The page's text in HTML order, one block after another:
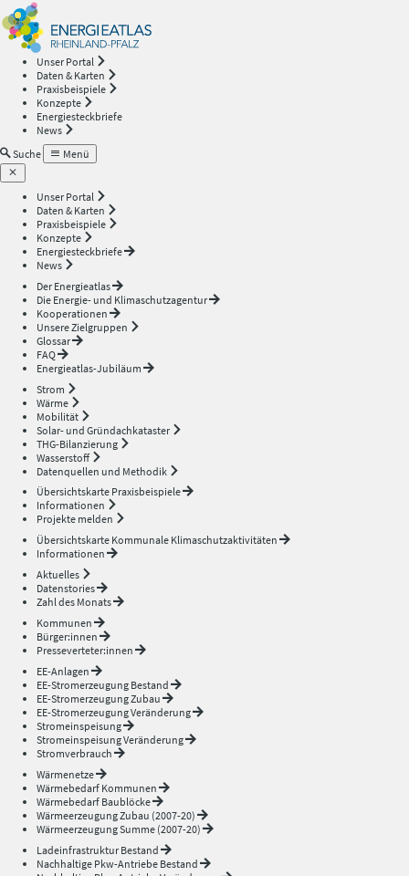
Unser Portal
Daten & Karten
Praxisbeispiele
Konzepte
Energiesteckbriefe
News
Suche
Menü
Unser Portal
Daten & Karten
Praxisbeispiele
Konzepte
Energiesteckbriefe
News
Der Energieatlas
Die Energie- und Klimaschutzagentur
Kooperationen
Unsere Zielgruppen
Glossar
FAQ
Energieatlas-Jubiläum
Strom
Wärme
Mobilität
Solar- und Gründachkataster
THG-Bilanzierung
Wasserstoff
Datenquellen und Methodik
Übersichtskarte Praxisbeispiele
Informationen
Projekte melden
Übersichtskarte Kommunale Klimaschutzaktivitäten
Informationen
Aktuelles
Datenstories
Zahl des Monats
Kommunen
Bürger:innen
Presseverteter:innen
EE-Anlagen
EE-Stromerzeugung Bestand
EE-Stromerzeugung Zubau
EE-Stromerzeugung Veränderung
Stromeinspeisung
Stromeinspeisung Veränderung
Stromverbrauch
Wärmenetze
Wärmebedarf Kommunen
Wärmebedarf Baublöcke
Wärmeerzeugung Zubau (2007-20)
Wärmeerzeugung Summe (2007-20)
Ladeinfrastruktur Bestand
Nachhaltige Pkw-Antriebe Bestand